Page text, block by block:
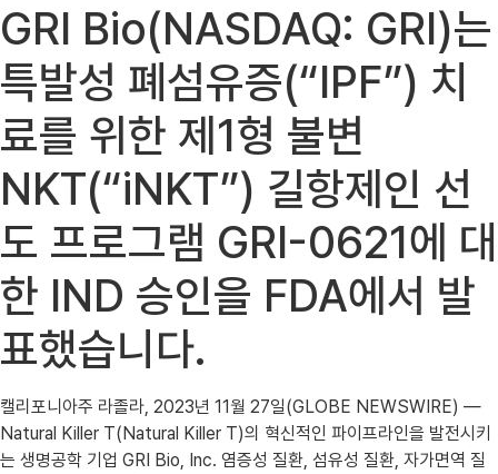
GRI Bio(NASDAQ: GRI)는
특발성 폐섬유증(“IPF”) 치
료를 위한 제1형 불변
NKT(“iNKT”) 길항제인 선
도 프로그램 GRI-0621에 대
한 IND 승인을 FDA에서 발
표했습니다.
캘리포니아주 라졸라, 2023년 11월 27일(GLOBE NEWSWIRE) —
Natural Killer T(Natural Killer T)의 혁신적인 파이프라인을 발전시키
는 생명공학 기업 GRI Bio, Inc. 염증성 질환, 섬유성 질환, 자가면역 질